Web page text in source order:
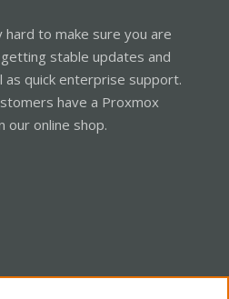
to make sure you are
stable updates and
as quick enterprise support.
have a Proxmox
our online shop.